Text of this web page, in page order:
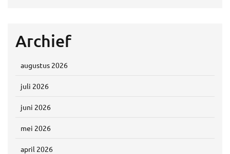
Archief
augustus 2026
juli 2026
juni 2026
mei 2026
april 2026